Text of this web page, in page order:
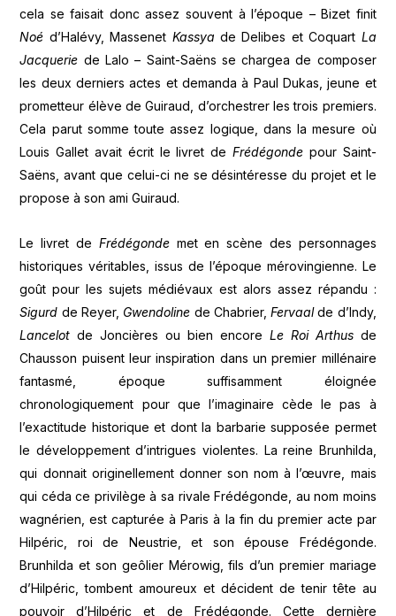
cela se faisait donc assez souvent à l’époque – Bizet finit
Noé d’Halévy, Massenet Kassya de Delibes et Coquart La
Jacquerie de Lalo – Saint-Saëns se chargea de composer
les deux derniers actes et demanda à Paul Dukas, jeune et
prometteur élève de Guiraud, d’orchestrer les trois premiers.
Cela parut somme toute assez logique, dans la mesure où
Louis Gallet avait écrit le livret deFrédégonde pour Saint-
Saëns, avant que celui-ci ne se désintéresse du projet et le
propose à son ami Guiraud.
Le livret de Frédégondemet en scène des personnages
historiques véritables, issus de l’époque mérovingienne. Le
goût pour les sujets médiévaux est alors assez répandu :
Sigurd de Reyer, Gwendoline de Chabrier,Fervaalde d’Indy,
Lancelotde Joncières ou bien encore Le Roi Arthus de
Chausson puisent leur inspiration dans un premier millénaire
fantasmé, époque suffisamment éloignée
chronologiquement pour que l’imaginaire cède le pas à
l’exactitude historique et dont la barbarie supposée permet
le développement d’intrigues violentes. La reine Brunhilda,
qui donnait originellement donner son nom à l’œuvre, mais
qui céda ce privilège à sa rivale Frédégonde, au nom moins
wagnérien, est capturée à Paris à la fin du premier acte par
Hilpéric, roi de Neustrie, et son épouse Frédégonde.
Brunhilda et son geôlier Mérowig, fils d’un premier mariage
d’Hilpéric, tombent amoureux et décident de tenir tête au
pouvoir d’Hilpéric et de Frédégonde. Cette dernière